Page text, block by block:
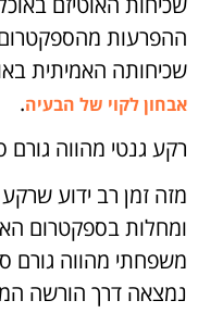
ההפרעות מהספקטרום
שכיחותה האמיתית
אבחון לקוי של הבעיה.
רקע גנטי מהווה גורם
מזה זמן רב ידוע שרקע
ומחלות בספקטרום
משפחתי מהווה גורם
נמצאה דרך הורשה